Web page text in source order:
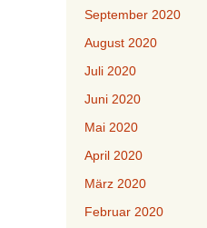
September 2020
August 2020
Juli 2020
Juni 2020
Mai 2020
April 2020
März 2020
Februar 2020